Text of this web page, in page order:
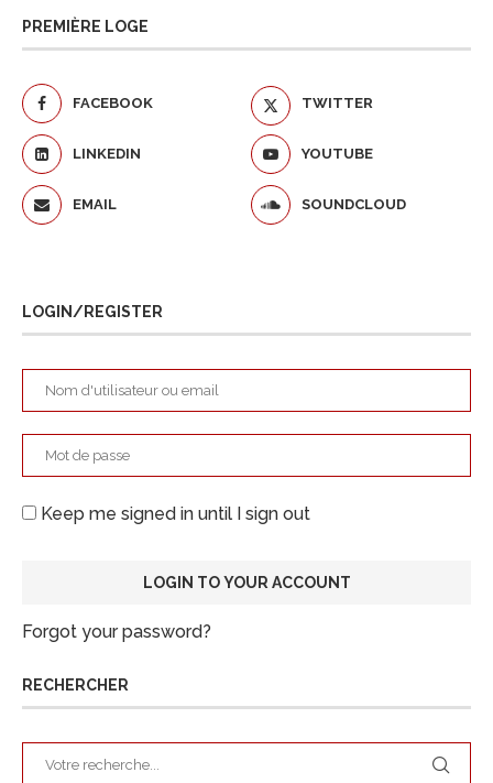
PREMIÈRE LOGE
FACEBOOK TWITTER
LINKEDIN YOUTUBE
EMAIL SOUNDCLOUD
LOGIN/REGISTER
Keep me signed in until I sign out
Forgot your password?
RECHERCHER